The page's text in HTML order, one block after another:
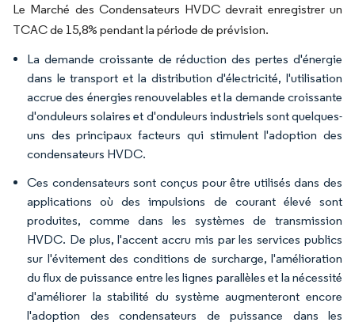
Le Marché des Condensateurs HVDC devrait enregistrer un
TCAC de 15,8% pendant la période de prévision.
La demande croissante de réduction des pertes d'énergie
dans le transport et la distribution d'électricité, l'utilisation
accrue des énergies renouvelables et la demande croissante
d'onduleurs solaires et d'onduleurs industriels sont quelques-
uns des principaux facteurs qui stimulent l'adoption des
condensateurs HVDC.
Ces condensateurs sont conçus pour être utilisés dans des
applications où des impulsions de courant élevé sont
produites, comme dans les systèmes de transmission
HVDC. De plus, l'accent accru mis par les services publics
sur l'évitement des conditions de surcharge, l'amélioration
du flux de puissance entre les lignes parallèles et la nécessité
d'améliorer la stabilité du système augmenteront encore
l'adoption des condensateurs de puissance dans les